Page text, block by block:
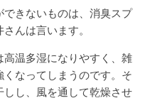
きないものは、消臭スプ
んは言います。
温多湿になりやすく、雑
なってしまうのです。そ
し、風を通して乾燥させ